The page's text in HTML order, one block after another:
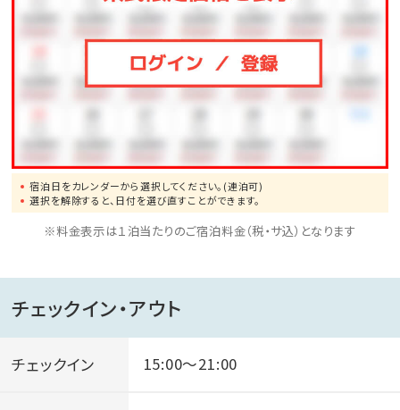
宿泊日をカレンダーから選択してください。(連泊可)
選択を解除すると、日付を選び直すことができます。
※料金表示は１泊当たりのご宿泊料金（税・サ込）となります
チェックイン・アウト
チェックイン 15:00～21:00